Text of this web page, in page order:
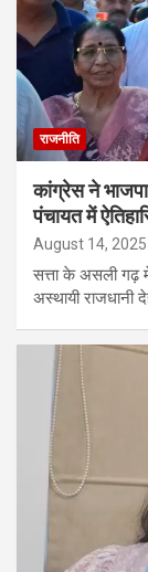
राजनीति
कांग्रेस ने
पंचायत में
August 14, 2025
सत्ता के असली गढ़
अस्थायी राजधानी